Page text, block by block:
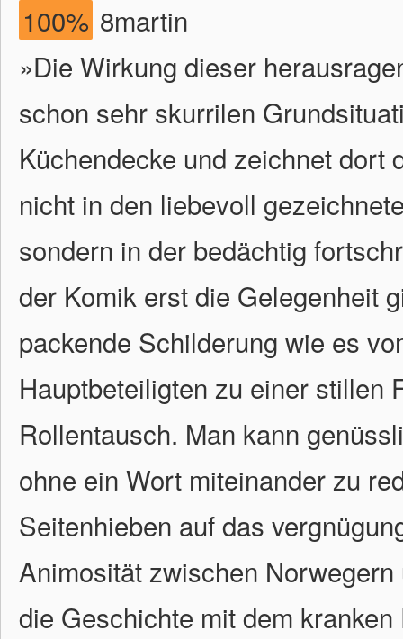
100% 8martin
»Die Wirkung dieser
schon sehr skurrilen
Küchendecke und zeichnet dort
nicht in den liebevoll
sondern in der bedächtig
der Komik erst die Gelegenheit
packende Schilderung wie es
Hauptbeteiligten zu einer stillen
Rollentausch. Man kann
ohne ein Wort miteinander zu
Seitenhieben auf das
Animosität zwischen
die Geschichte mit dem